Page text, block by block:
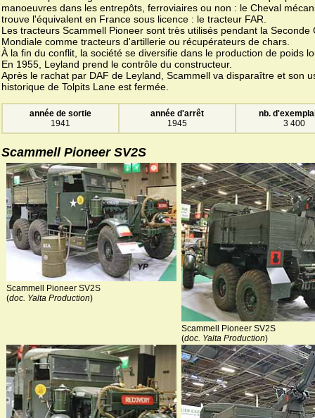
manoeuvres dans les entrepôts, ferroviaires ou non : le Cheval
trouve l'équivalent en France sous licence : le tracteur FAR.
Les tracteurs Scammell Pioneer sont très utilisés pendant la Seconde
Mondiale comme tracteurs d'artillerie ou récupérateurs de chars.
À la fin du conflit, la société se diversifie dans le production de poids
En 1955, Leyland prend le contrôle du constructeur.
Après le rachat par DAF de Leyland, Scammell va disparaître et son
historique de Tolpits Lane est fermée.
année de sortie
1941
année d'arrêt
1945
nb.
3 400
Scammell Pioneer SV2S
Scammell Pioneer SV2S
(doc. Yalta Production)
Scammell Pioneer SV2S
(doc. Yalta Production)